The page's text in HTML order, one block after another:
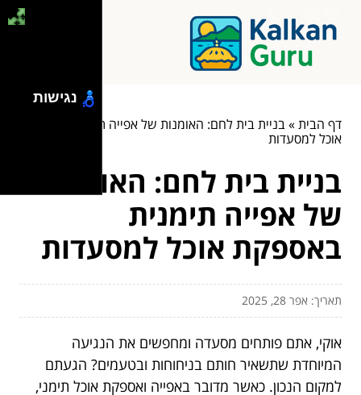
דף הבית»בניית בית לחם: האומנות של אפייה תימנית באספקת
אוכל למסעדות
בניית בית לחם: האומנות
של אפייה תימנית
באספקת אוכל למסעדות
תאריך: אפר 28, 2025
אוקי, אתם פותחים מסעדה ומחפשים את הנגיעה
המיוחדת שתשאיר חותם בניחוחות ובטעמים? הגעתם
למקום הנכון. כאשר מדובר באפייה ואספקת אוכל תימני,
נגישות